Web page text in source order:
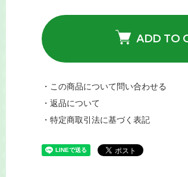
ADD TO
・この商品について問い合わせる
・返品について
・特定商取引法に基づく表記